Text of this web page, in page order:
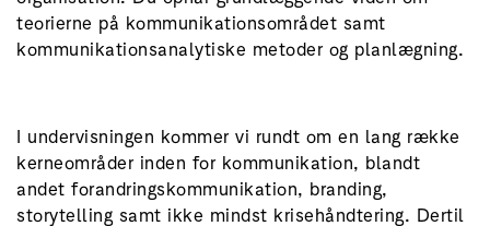
teorierne på kommunikationsområdet samt
kommunikationsanalytiske metoder og planlægning.
I undervisningen kommer vi rundt om en lang række
kerneområder inden for kommunikation, blandt
andet forandringskommunikation, branding,
storytelling samt ikke mindst krisehåndtering. Dertil